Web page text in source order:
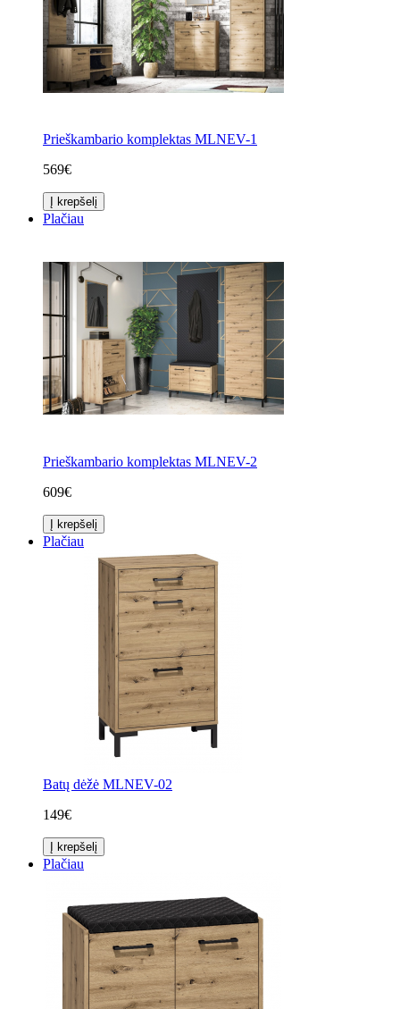
Prieškambario komplektas MLNEV-1
569€
Į krepšelį
Plačiau
Prieškambario komplektas MLNEV-2
609€
Į krepšelį
Plačiau
Batų dėžė MLNEV-02
149€
Į krepšelį
Plačiau